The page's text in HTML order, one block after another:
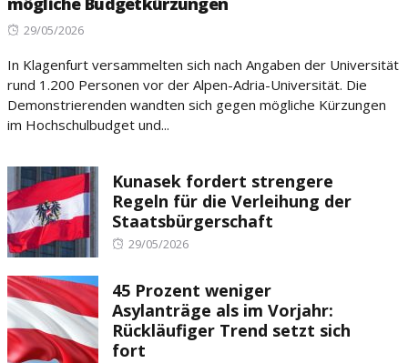
Posted
29/05/2026
In Klagenfurt versammelten sich nach Angaben der Universität
rund 1.200 Personen vor der Alpen-Adria-Universität. Die
Demonstrierenden wandten sich gegen mögliche Kürzungen
im Hochschulbudget und...
Kunasek fordert strengere
Regeln für die Verleihung der
Staatsbürgerschaft
Posted
29/05/2026
45 Prozent weniger
Asylanträge als im Vorjahr:
Rückläufiger Trend setzt sich
fort